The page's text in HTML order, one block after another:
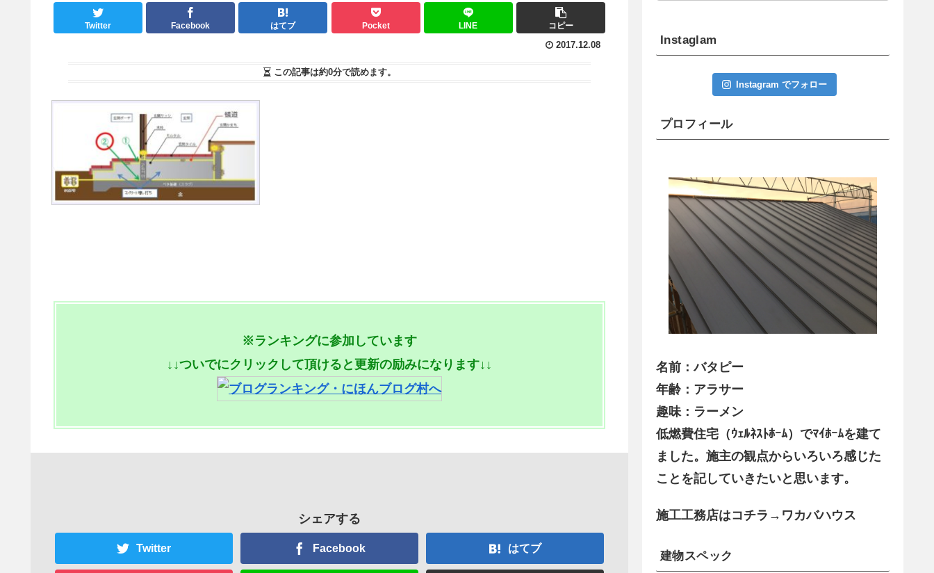
Twitter Facebook はてブ Pocket LINE コピー
2017.12.08
この記事は約0分で読めます。
※ランキングに参加しています
↓↓ついでにクリックして頂けると更新の励みになります↓↓
シェアする
Twitter Facebook はてブ
Instaglam
Instagram でフォロー
プロフィール
名前：バタピー
年齢：アラサー
趣味：ラーメン
低燃費住宅（ｳｪﾙﾈｽﾄﾎｰﾑ）でﾏｲﾎｰﾑを建て
ました。施主の観点からいろいろ感じた
ことを記していきたいと思います。
施工工務店はコチラ→ワカバハウス
建物スペック